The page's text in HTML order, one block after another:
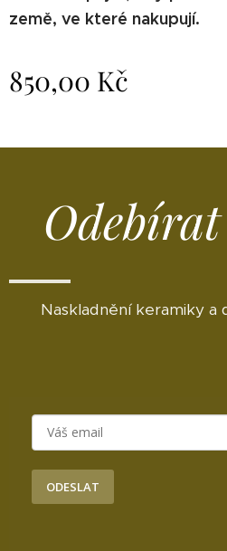
země, ve které nakupují.
850,00 Kč
Naskladnění keramiky a
ODESLAT